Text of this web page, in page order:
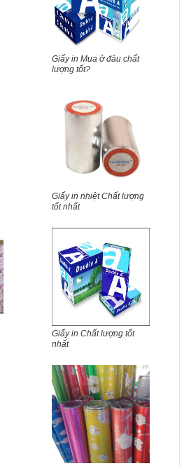
Giấy in Mua ở đâu chất
lượng tốt?
Giấy in nhiệt Chất lượng
tốt nhất
Giấy in Chất lượng tốt
nhất